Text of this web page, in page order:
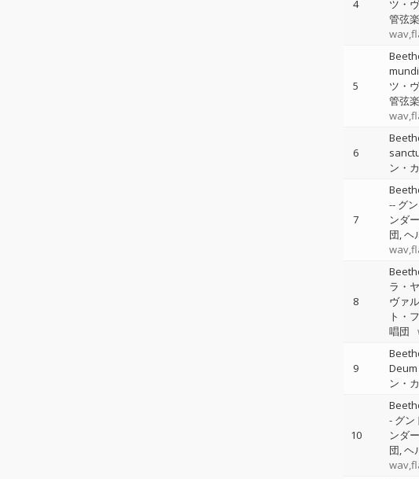
4
ツ・
管弦
5
mundi
ツ・
管弦
6
ン・
7
-- グ
ンダ
団 ヘ
8
ラ・
ヴァ
ト・
唱団
9
Deum
ン・
10
- グン
ンダ
団 ヘ